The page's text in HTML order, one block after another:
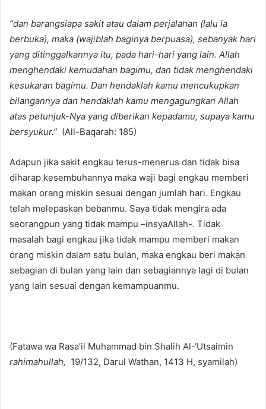
“dan barangsiapa sakit atau dalam perjalanan (lalu ia
berbuka), maka (wajiblah baginya berpuasa), sebanyak hari
yang ditinggalkannya itu, pada hari-hari yang lain. Allah
menghendaki kemudahan bagimu, dan tidak menghendaki
kesukaran bagimu. Dan hendaklah kamu mencukupkan
bilangannya dan hendaklah kamu mengagungkan Allah
atas petunjuk-Nya yang diberikan kepadamu, supaya kamu
bersyukur.” (All-Baqarah: 185)
Adapun jika sakit engkau terus-menerus dan tidak bisa
diharap kesembuhannya maka waji bagi engkau memberi
makan orang miskin sesuai dengan jumlah hari. Engkau
telah melepaskan bebanmu. Saya tidak mengira ada
seorangpun yang tidak mampu –insyaAllah-. Tidak
masalah bagi engkau jika tidak mampu memberi makan
orang miskin dalam satu bulan, maka engkau beri makan
sebagian di bulan yang lain dan sebagiannya lagi di bulan
yang lain sesuai dengan kemampuanmu.
(Fatawa wa Rasa’il Muhammad bin Shalih Al-‘Utsaimin
rahimahullah, 19/132, Darul Wathan, 1413 H, syamilah)